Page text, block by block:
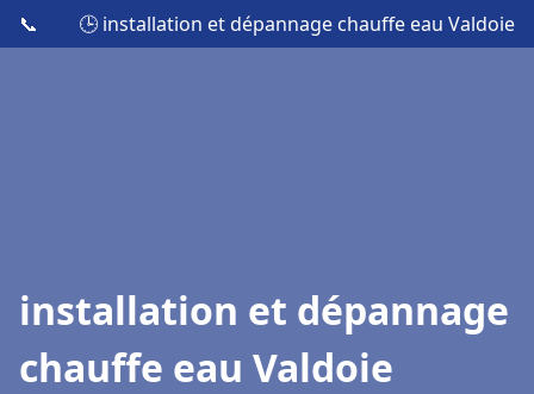
📞 🕒 installation et dépannage chauffe eau Valdoie
installation et dépannage
chauffe eau Valdoie